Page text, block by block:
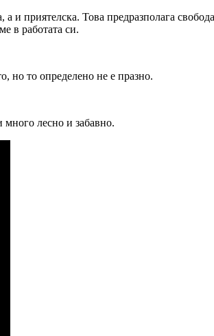
приятелска. Това предразполага
в работата си.
но то определено не е празно.
лесно и забавно.